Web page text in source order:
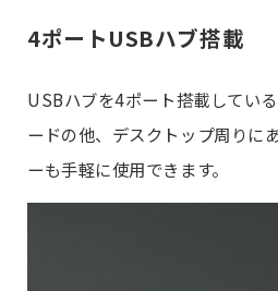
4ポートUSBハブ搭載
USBハブを4ポート搭載してい
ードの他、デスクトップ周りに
ーも手軽に使用できます。